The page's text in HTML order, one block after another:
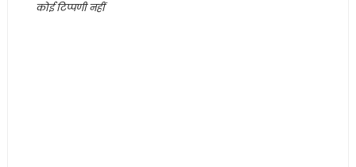
कोई टिप्पणी नहीं